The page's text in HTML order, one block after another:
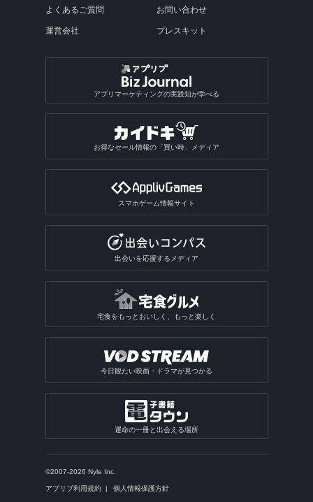
よくあるご質問
運営会社
お問い合わせ
プレスキット
アプリマーケティングの実践知が学べる
お得なセール情報の「買い時」メディア
スマホゲーム情報サイト
出会いを応援するメディア
宅食をもっとおいしく、もっと楽しく
今日観たい映画・ドラマが見つかる
運命の一冊と出会える場所
©2007-2026 Nyle Inc.
アプリブ利用規約 個人情報保護方針